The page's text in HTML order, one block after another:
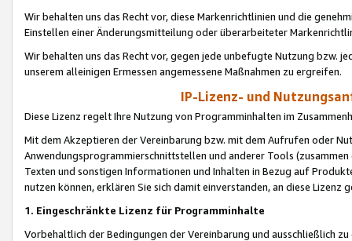
Wir behalten uns das Recht vor, diese Markenrichtlinien und die
Einstellen einer Änderungsmitteilung oder überarbeiteter
Wir behalten uns das Recht vor, gegen jede unbefugte Nutzung bzw.
unserem alleinigen Ermessen angemessene Maßnahmen zu ergreifen.
IP-Lizenz- und
Diese Lizenz regelt Ihre Nutzung von Programminhalten im
Mit dem Akzeptieren der Vereinbarung bzw. mit dem Aufrufen oder
Anwendungsprogrammierschnittstellen und anderer Tools (zusammen
Texten und sonstigen Informationen und Inhalten in Bezug auf
nutzen können, erklären Sie sich damit einverstanden, an diese Lizenz
1. Eingeschränkte Lizenz für Programminhalte
Vorbehaltlich der Bedingungen der Vereinbarung und ausschließlich